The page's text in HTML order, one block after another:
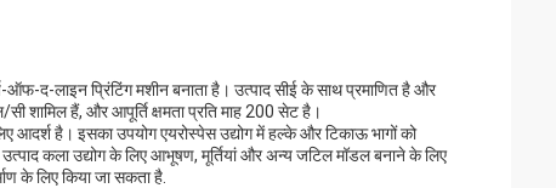
द-लाइन प्रिंटिंग मशीन बनाता है। उत्पाद सीई के साथ प्रमाणित है और
शामिल हैं, और आपूर्ति क्षमता प्रति माह 200 सेट है।
आदर्श है। इसका उपयोग एयरोस्पेस उद्योग में हल्के और टिकाऊ भागों को
कला उद्योग के लिए आभूषण, मूर्तियां और अन्य जटिल मॉडल बनाने के लिए
के लिए किया जा सकता है.